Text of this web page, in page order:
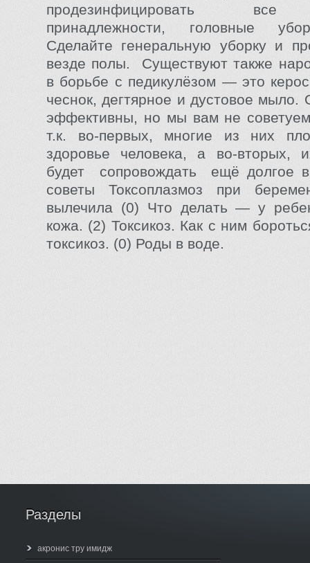
продезинфицировать все
принадлежности, головные
Сделайте генеральную уборку и
везде полы. Существуют также
в борьбе с педикулёзом — это
чеснок, дегтярное и дустовое мыло.
эффективны, но мы вам не
т.к. во-первых, многие из них
здоровье человека, а во-вторых,
будет сопровождать ещё долгое
советы Токсоплазмоз при
вылечила (0) Что делать — у
кожа. (2) Токсикоз. Как с ним
токсикоз. (0) Роды в воде.
Разделы
акронис тру имидж